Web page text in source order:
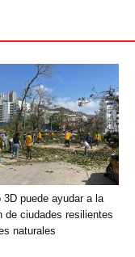
3D puede ayudar a la
de ciudades resilientes
naturales